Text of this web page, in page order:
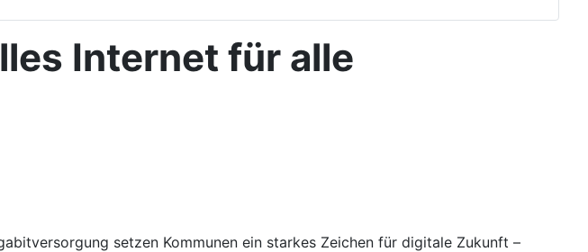
Internet für alle
setzen Kommunen ein starkes Zeichen für digitale Zukunft –